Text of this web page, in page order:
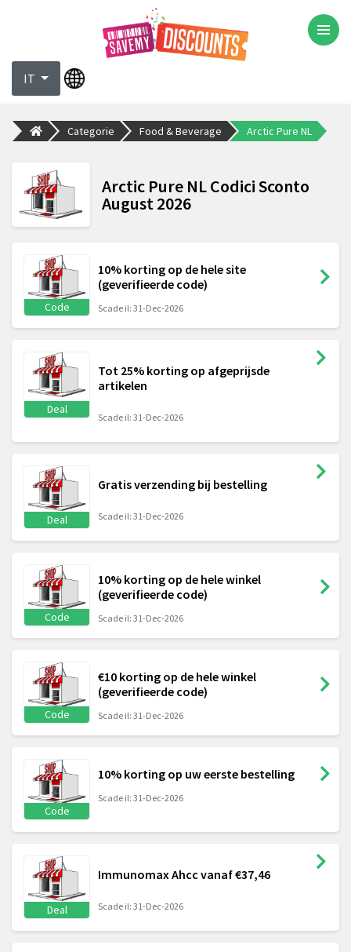
IT
Categorie Food & Beverage Arctic Pure NL
Arctic Pure NL Codici Sconto
August 2026
Code
10% korting op de hele site
(geverifieerde code)
Scade il: 31-Dec-2026
Deal
Tot 25% korting op afgeprijsde
artikelen
Scade il: 31-Dec-2026
Deal
Gratis verzending bij bestelling
Scade il: 31-Dec-2026
Code
10% korting op de hele winkel
(geverifieerde code)
Scade il: 31-Dec-2026
Code
€10 korting op de hele winkel
(geverifieerde code)
Scade il: 31-Dec-2026
Code
10% korting op uw eerste bestelling
Scade il: 31-Dec-2026
Deal
Immunomax Ahcc vanaf €37,46
Scade il: 31-Dec-2026